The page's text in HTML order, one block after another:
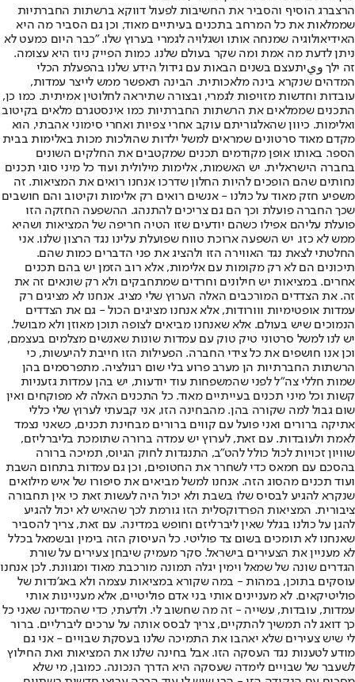
הרצברג הוסיף והסביר את החשיבות לפעול דווקא ברשתות החברתיות
שממלאות את כל המרחב בתכנים בעיתיים מאוד, וכן גם הסביר מה היא
האידיאולוגיה שמנחה אותו ושגלויה לגמרי בערוץ שלו. "כבר היום כמעט לא
ניתן לדעת מה אמת ומה שקר בעולם שלנו. כמות הפייק ניוז היא עצומה.
זה ילך ويיתעצם בשנים הבאות עם גידול הידע שלנו בהפעלת הכלי
המדהים שנקרא בינה מלאכותית. הבינה תאפשר ממש לייצר עמדות,
עובדות וחדשות מזויפות לגמרי, ובצורה שתיראה לחלוטין אמיתית. כמו כן,
התכנים שממלאים את הרשתות החברתיות כמו אינסטגרם מלאים בקיטוב
ואלימות. כיוון שהאלגוריתם עוקב אחרי צפיות ואחרי סימוני אהבתי, הוא
מקדם מאוד סרטונים שמראים למשל ילדות שהולכות מכות באלימות בבית
הספר. באותו אופן מקודמים תכנים שמקטבים את החלקים השונים
בחברה הישראלית. יש האשמות, אלימות מילולית ועוד כל מיני סוגי תכנים
נחותים שהם הופכים להיות החלון שדרכו אנחנו רואים את המציאות. זה
משפיע חזק מאוד על כולנו - אנשים רואים רק אלימות וקיטוב והם חושבים
שכך החברה פועלת וכך הם גם צריכים להתנהג. ההשפעה החזקה הזו
פועלת עליהם אפילו כשהם יודעים שזו הטיה חריפה של המציאות ושהיא
ממש לא כזו. יש השפעה ארוכת טווח שפועלת עלינו נגד הרצון שלנו. אני
החלטתי לצאת נגד האווירה הזו ולהציג את פני הדברים כמות שהם.
תיכונים הם לא רק מקומות עם אלימות, אלא רוב הזמן יש בהם תכנים
אחרים. במציאות יש חילונים וחרדים שמתחבקים ולא רק שונאים זה את
זה. את הצדדים המורכבים האלה הערוץ שלי מציג. אנחנו לא מציגים רק
עמדות אופטימיות ווורודות, אלא אנחנו מציגים הכול - גם את הצדדים
הנמוכים שיש בעולם. אלא שאנחנו מביאים לצופה תוכן מאוזן ולא מבושל.
יש לנו למשל סרטוני טיק טוק עם עמדות שונות שאנשים מצלמים בעצמם,
וכן אנו חושפים את כל צידי החברה. הפעילות הזו חייבת להיעשות, כי
הרשתות החברתיות הן מערב פרוע בלי שום רגולציה. מתפרסמים בהן
שמות חללי צה"ל לפני שהמשפחות עוד יודעות, יש בהן עמדות גזעניות
קשות וכל מיני תכנים בעייתיים מאוד. כל התכנים האלה לא מפוקחים ואין
שום גבול למה שקורה בהן. מהבחינה הזו, אני קבעתי לערוץ שלי כללי
אתיקה ברורים ואני פועל עם קווים ברורים מבחינת תכנים, כשאני נצמד
לאמת ולעובדות. עם זאת, לערוץ יש עמדה ברורה שתומכת בליברליזם,
שוויון זכויות לכול כולל להט"ב, התנגדות לחוק הגיוס, תמיכה ברורה
בהסכם עם חמאס כדי לשחרר את החטופים, וכן גם עמדות בתחום השבת
ועוד תכנים מהסוג הזה. אנחנו למשל מביאים את סיפורו של איש מילואים
שנקרא להגיע לבסיס שלו בשבת ולא יכול היה לעשות זאת כי אין תחבורה
ציבורית. המציאות הפרדוקסלית הזו גורמת לכך שהאיש לא יכול להגיע
להגן על כולנו בגלל שאין ליברליזם וחופש במדינה. עם זאת, צריך להסביר
שאנחנו לא תומכים בשום צד פוליטי. כל העיסוק הזה בימין ובשמאל בכלל
לא מעניין את הצעירים בישראל. סקר מעמיק שיבחן צעירים על שורת
הגדרים שונה של שמאל וימין יגלה תמונה מורכבת מאוד ומגוונת. לכן אנחנו
עוסקים בתוכן, במהות - במה שקורא במציאות עצמה ולא באג'נדות של
פוליטיקאים. לא מעניינים אותי בני אדם פוליטיים, אלא מעניינות אותי
עמדות, עובדות, עשייה - זה מה שחשוב לי. ולדעתי, כדי שהמדינה שאני כל
כך דואג לה תמשיך להתקיים, צריך לבסס אותה על ערכים ליברליים. ברור
לי שיש צעירים שלא יאהבו את התמיכה שלנו בעסקת שבויים - אני גם
מודע לטענות נגד העסקה הזו. אבל בחינה שלנו את המציאות ואת החילוץ
לשעבר של שבויים לימדה שעסקה היא הדרך הנכונה. כמובן, מי שלא